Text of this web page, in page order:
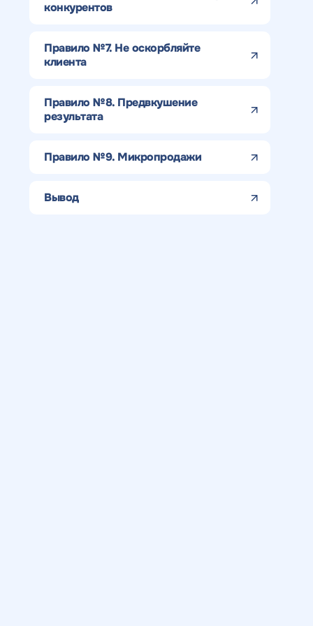
конкурентов
Правило №7. Не оскорбляйте
клиента
Правило №8. Предвкушение
результата
Правило №9. Микропродажи
Вывод Получить
коммерческое
Получить
коммерческое
Получить
качественный
Отклик на
предложением